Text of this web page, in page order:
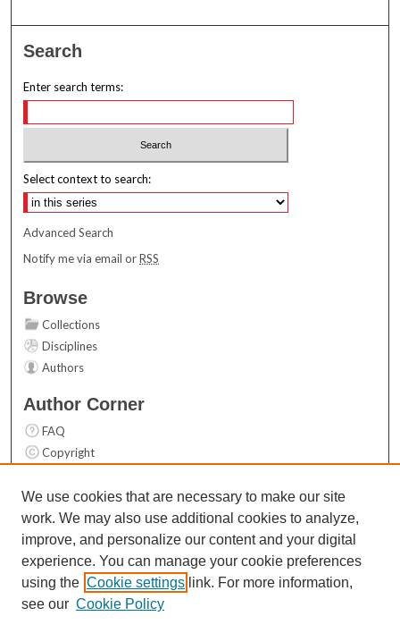
Search
Enter search terms:
Select context to search:
Advanced Search
Notify me via email orRSS
Browse
Collections
Disciplines
Authors
Author Corner
FAQ
Copyright
Contact Us
Links
Top 10 Downloads (All time)
Activity by year
We use cookies that are necessary to make our site
work. We may also use additional cookies to analyze,
improve, and personalize our content and your digital
experience. You can manage your cookie preferences
using the Cookie settings link. For more information,
see our Cookie Policy